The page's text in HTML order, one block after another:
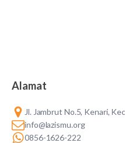
Alamat
Jl. Jambrut No.5, Kenari,
info@lazismu.org
0856-1626-222